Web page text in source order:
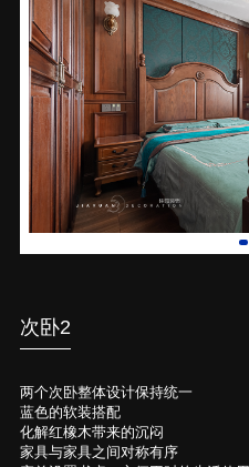
次卧2
两个次卧整体设计保持统一
蓝色的软装搭配
化解红橡木带来的沉闷
家具与家具之间对称有序